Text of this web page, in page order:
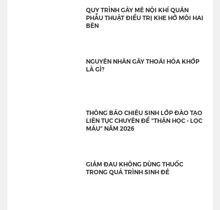
QUY TRÌNH GÂY MÊ NỘI KHÍ QUẢN
PHẪU THUẬT ĐIỀU TRỊ KHE HỞ MÔI HAI
BÊN
NGUYÊN NHÂN GÂY THOÁI HÓA KHỚP
LÀ GÌ?
THÔNG BÁO CHIÊU SINH LỚP ĐÀO TẠO
LIÊN TỤC CHUYÊN ĐỀ "THẬN HỌC - LỌC
MÁU" NĂM 2026
GIẢM ĐAU KHÔNG DÙNG THUỐC
TRONG QUÁ TRÌNH SINH ĐẺ